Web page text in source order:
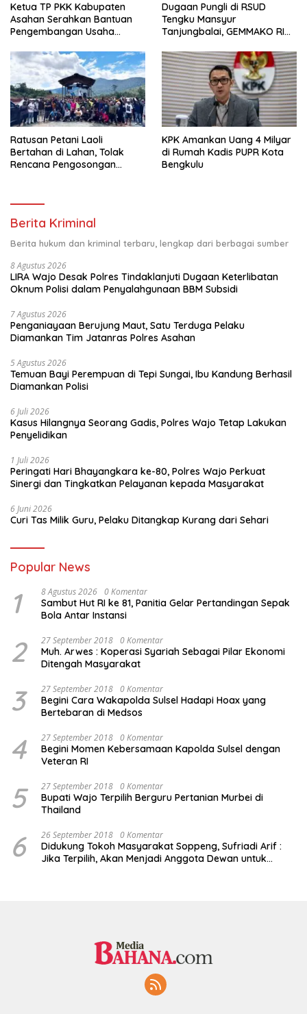
Ketua TP PKK Kabupaten
Asahan Serahkan Bantuan
Pengembangan Usaha
Pemberdayaan dan
Kesejahteraan Keluarga di
Kelurahan Sentang
Dugaan Pungli di RSUD
Tengku Mansyur
Tanjungbalai, GEMMAKO RI
Tuntas
Ratusan Petani Laoli
Bertahan di Lahan, Tolak
Rencana Pengosongan
KPK Amankan Uang 4 Milyar
di Rumah Kadis PUPR Kota
Bengkulu
Berita Kriminal
Berita hukum dan kriminal terbaru, lengkap dari berbagai sumber
8 Agustus 2026
LIRA Wajo Desak Polres Tindaklanjuti Dugaan Keterlibatan
Oknum Polisi dalam Penyalahgunaan BBM Subsidi
7 Agustus 2026
Penganiayaan Berujung Maut, Satu Terduga Pelaku
Diamankan Tim Jatanras Polres Asahan
5 Agustus 2026
Temuan Bayi Perempuan di Tepi Sungai, Ibu Kandung Berhasil
Diamankan Polisi
6 Juli 2026
Kasus Hilangnya Seorang Gadis, Polres Wajo Tetap Lakukan
Penyelidikan
1 Juli 2026
Peringati Hari Bhayangkara ke-80, Polres Wajo Perkuat
Sinergi dan Tingkatkan Pelayanan kepada Masyarakat
6 Juni 2026
Curi Tas Milik Guru, Pelaku Ditangkap Kurang dari Sehari
Popular News
1 8 Agustus 2026 0 Komentar
Sambut Hut RI ke 81, Panitia Gelar Pertandingan Sepak
Bola Antar Instansi
2 27 September 2018 0 Komentar
Muh. Arwes : Koperasi Syariah Sebagai Pilar Ekonomi
Ditengah Masyarakat
3 27 September 2018 0 Komentar
Begini Cara Wakapolda Sulsel Hadapi Hoax yang
Bertebaran di Medsos
4 27 September 2018 0 Komentar
Begini Momen Kebersamaan Kapolda Sulsel dengan
Veteran RI
5 27 September 2018 0 Komentar
Bupati Wajo Terpilih Berguru Pertanian Murbei di
Thailand
6 26 September 2018 0 Komentar
Didukung Tokoh Masyarakat Soppeng, Sufriadi Arif :
Jika Terpilih, Akan Menjadi Anggota Dewan untuk